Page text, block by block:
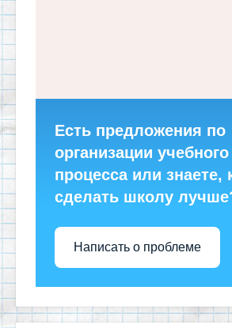
Есть предложения по
организации учебного
процесса или знаете,
сделать школу
Написать о проблеме